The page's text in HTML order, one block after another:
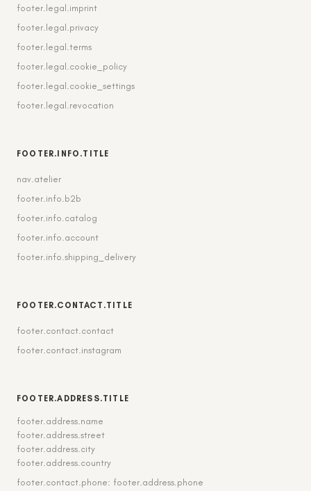
footer.legal.imprint
footer.legal.privacy
footer.legal.terms
footer.legal.cookie_policy
footer.legal.cookie_settings
footer.legal.revocation
FOOTER.INFO.TITLE
nav.atelier
footer.info.b2b
footer.info.catalog
footer.info.account
footer.info.shipping_delivery
FOOTER.CONTACT.TITLE
footer.contact.contact
footer.contact.instagram
FOOTER.ADDRESS.TITLE
footer.address.name
footer.address.street
footer.address.city
footer.address.country
footer.contact.phone: footer.address.phone